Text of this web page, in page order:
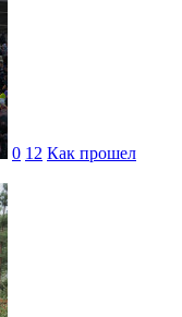
0 12 Как прошел